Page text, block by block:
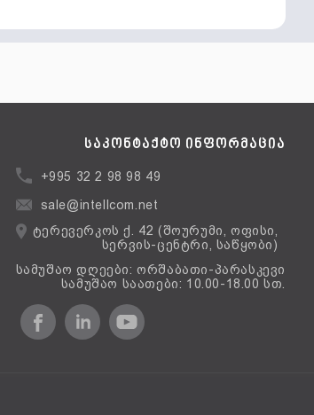
საკონტაქტო ინფორმაცია
+995 32 2 98 98 49
sale@intellcom.net
ტერევერკოს ქ. 42 (შოურუმი, ოფისი,
სერვის-ცენტრი, საწყობი)
სამუშაო დღეები: ორშაბათი-პარასკევი
სამუშაო საათები: 10.00-18.00 სთ.